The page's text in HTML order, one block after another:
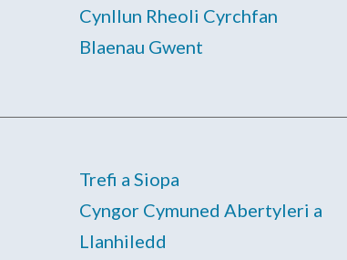
Cynllun Rheoli Cyrchfan
Blaenau Gwent
Trefi a Siopa
Cyngor Cymuned Abertyleri a
Llanhiledd